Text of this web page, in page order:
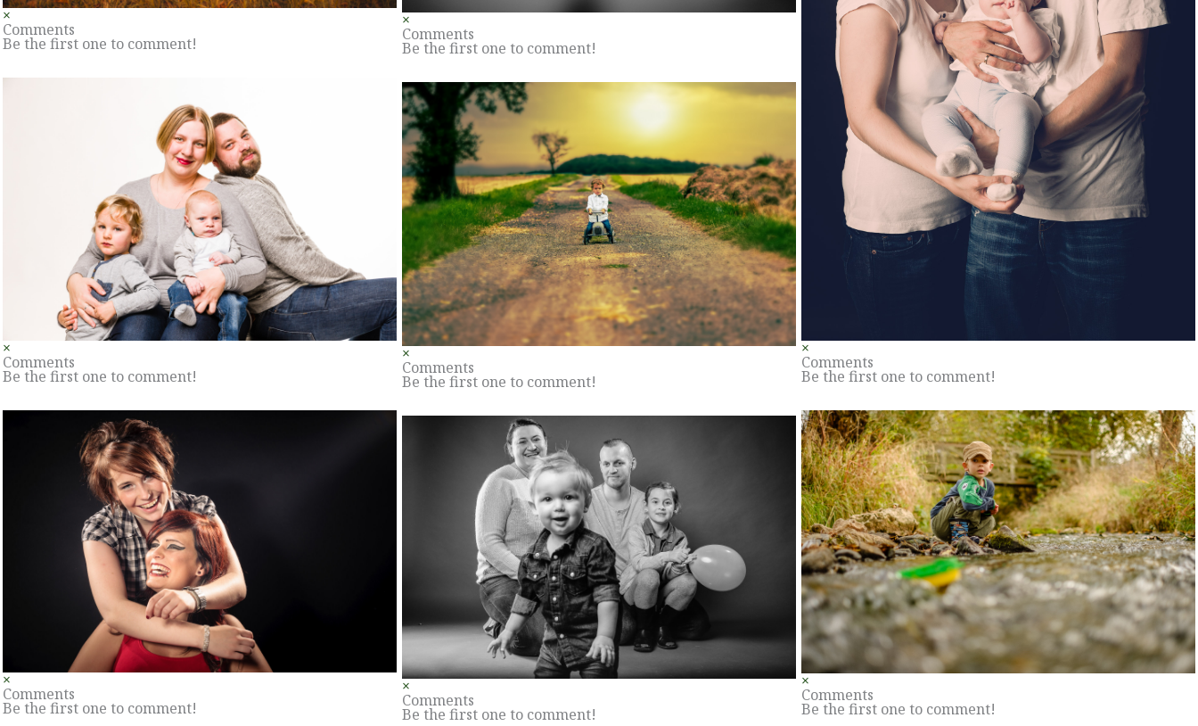
×
Comments
Be the first one to comment!
×
Comments
Be the first one to comment!
×
Comments
Be the first one to comment!
×
Comments
Be the first one to comment!
×
Comments
Be the first one to comment!
×
Comments
Be the first one to comment!
×
Comments
Be the first one to comment!
×
Comments
Be the first one to comment!